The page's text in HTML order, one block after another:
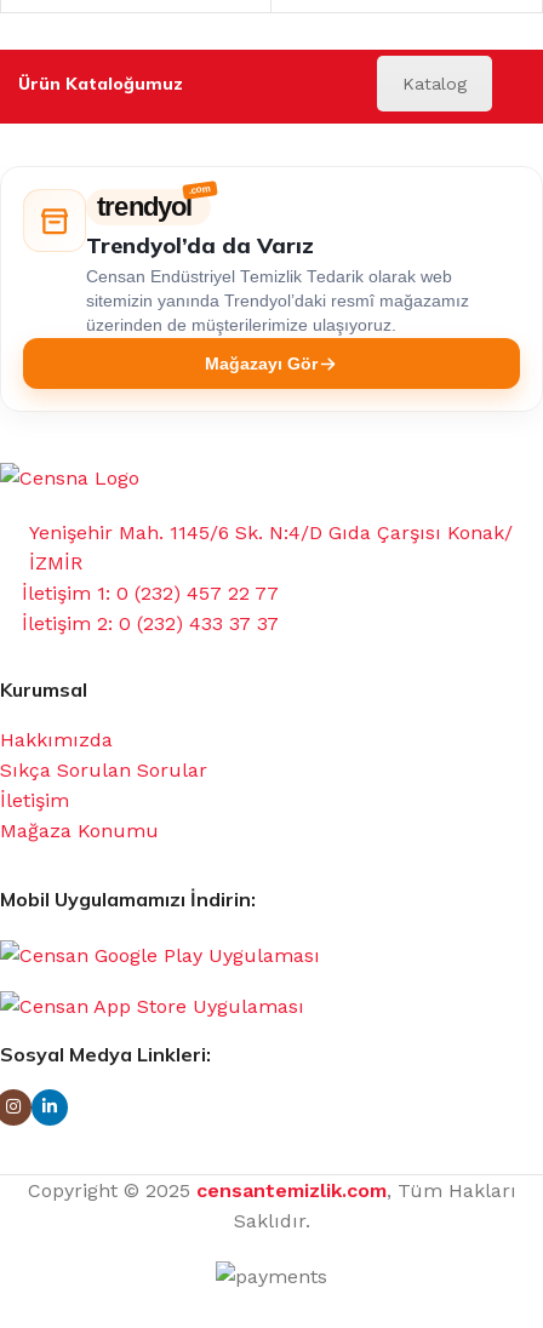
Ürün Kataloğumuz Katalog
trendyol
Trendyol’da da Varız
Censan Endüstriyel Temizlik Tedarik olarak web
sitemizin yanında Trendyol’daki resmî mağazamız
üzerinden de müşterilerimize ulaşıyoruz.
Mağazayı Gör
Yenişehir Mah. 1145/6 Sk. N:4/D Gıda Çarşısı Konak/
İZMİR
İletişim 1: 0 (232) 457 22 77
İletişim 2: 0 (232) 433 37 37
Kurumsal
Hakkımızda
Sıkça Sorulan Sorular
İletişim
Mağaza Konumu
Mobil Uygulamamızı İndirin:
Sosyal Medya Linkleri:
Copyright © 2025 censantemizlik.com, Tüm Hakları
Saklıdır.